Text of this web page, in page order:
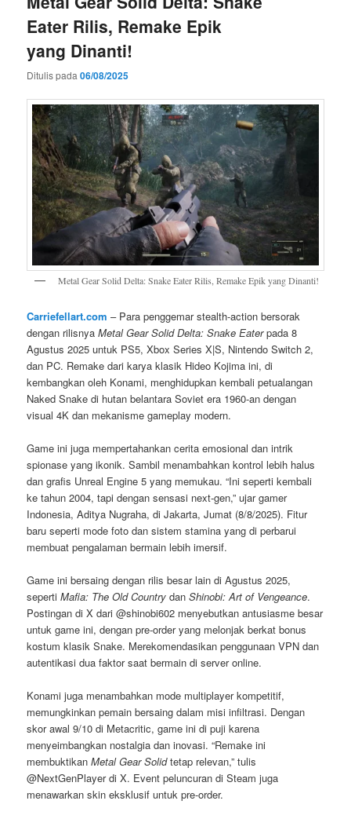
Eater Rilis, Remake Epik
yang Dinanti!
Ditulis pada06/08/2025
Metal Gear Solid Delta: Snake Eater Rilis, Remake Epik yang Dinanti!
Carriefellart.com – Para penggemar stealth-action bersorak
dengan rilisnyaMetal Gear Solid Delta: Snake Eaterpada 8
Agustus 2025 untuk PS5, Xbox Series X|S, Nintendo Switch 2,
dan PC. Remake dari karya klasik Hideo Kojima ini, di
kembangkan oleh Konami, menghidupkan kembali petualangan
Naked Snake di hutan belantara Soviet era 1960-an dengan
visual 4K dan mekanisme gameplay modern.
Game ini juga mempertahankan cerita emosional dan intrik
spionase yang ikonik. Sambil menambahkan kontrol lebih halus
dan grafis Unreal Engine 5 yang memukau. “Ini seperti kembali
ke tahun 2004, tapi dengan sensasi next-gen,” ujar gamer
Indonesia, Aditya Nugraha, di Jakarta, Jumat (8/8/2025). Fitur
baru seperti mode foto dan sistem stamina yang di perbarui
membuat pengalaman bermain lebih imersif.
Game ini bersaing dengan rilis besar lain di Agustus 2025,
sepertiMafia: The Old Country danShinobi: Art of Vengeance.
Postingan di X dari @shinobi602 menyebutkan antusiasme besar
untuk game ini, dengan pre-order yang melonjak berkat bonus
kostum klasik Snake. Merekomendasikan penggunaan VPN dan
autentikasi dua faktor saat bermain di server online.
Konami juga menambahkan mode multiplayer kompetitif,
memungkinkan pemain bersaing dalam misi infiltrasi. Dengan
skor awal 9/10 di Metacritic, game ini di puji karena
menyeimbangkan nostalgia dan inovasi. “Remake ini
membuktikanMetal Gear Solidtetap relevan,” tulis
@NextGenPlayer di X. Event peluncuran di Steam juga
menawarkan skin eksklusif untuk pre-order.